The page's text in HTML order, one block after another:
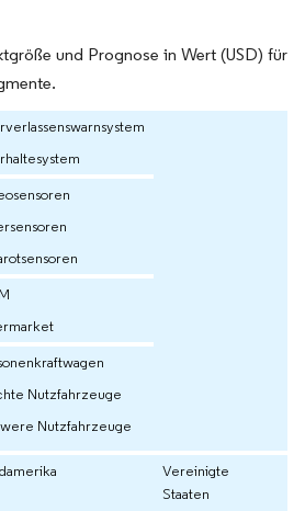
und Prognose in Wert (USD) für
Nutzfahrzeuge
Nutzfahrzeuge
Vereinigte
Staaten